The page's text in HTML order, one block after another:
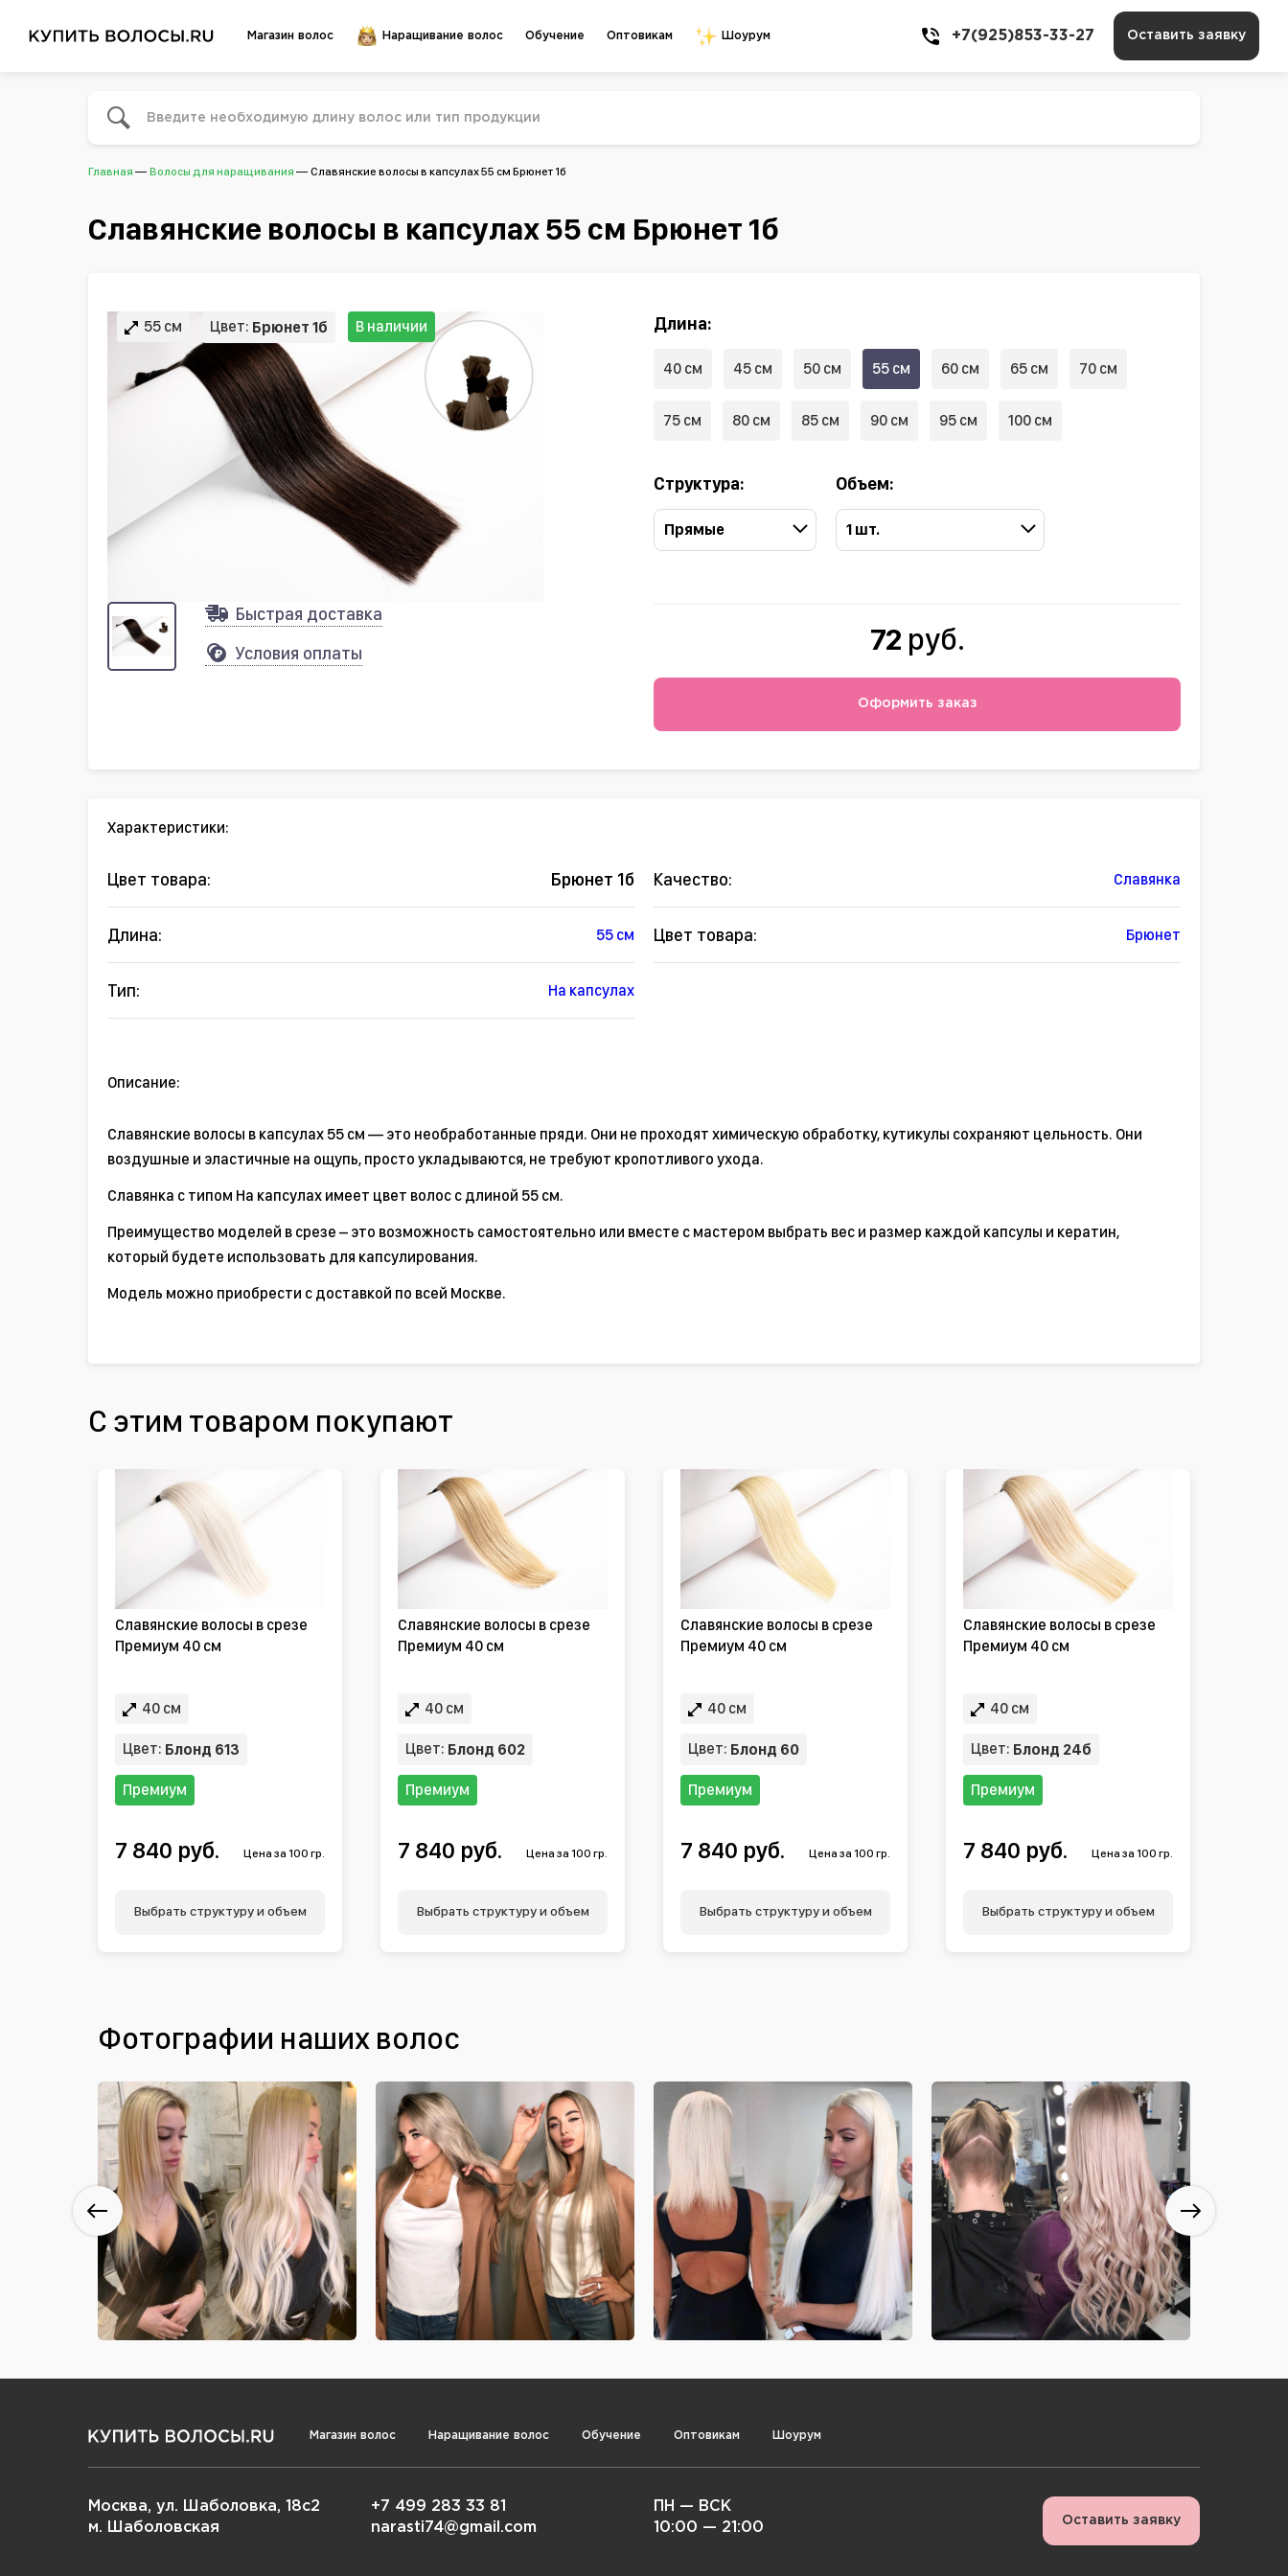
Магазин волос Наращивание волос Обучение Оптовикам Шоурум +7(925)853-33-27 Оставить заявку
Главная Волосы для наращивания Славянские волосы в капсулах 55 см Брюнет 1б
Славянские волосы в капсулах 55 см Брюнет 1б
55 см Цвет: Брюнет 1б В наличии
Быстрая доставка
Условия оплаты
Длина:
40 см 45 см 50 см 55 см 60 см 65 см 70 см
75 см 80 см 85 см 90 см 95 см 100 см
Структура:
Прямые
Объем:
1 шт.
72 руб.
Оформить заказ
Характеристики:
Цвет товара: Брюнет 1б Качество: Славянка
Длина: 55 см Цвет товара: Брюнет
Тип: На капсулах
Описание:
Славянские волосы в капсулах 55 см — это необработанные пряди. Они не проходят химическую обработку, кутикулы сохраняют цельность. Они
воздушные и эластичные на ощупь, просто укладываются, не требуют кропотливого ухода.
Славянка с типом На капсулах имеет цвет волос с длиной 55 см.
Преимущество моделей в срезе – это возможность самостоятельно или вместе с мастером выбрать вес и размер каждой капсулы и кератин,
который будете использовать для капсулирования.
Модель можно приобрести с доставкой по всей Москве.
С этим товаром покупают
Славянские волосы в срезе
Премиум 40 см
40 см
Цвет: Блонд 613
Премиум
7 840 руб. Цена за 100 гр.
Выбрать структуру и объем
Славянские волосы в срезе
Премиум 40 см
40 см
Цвет: Блонд 602
Премиум
7 840 руб. Цена за 100 гр.
Выбрать структуру и объем
Славянские волосы в срезе
Премиум 40 см
40 см
Цвет: Блонд 60
Премиум
7 840 руб. Цена за 100 гр.
Выбрать структуру и объем
Славянские волосы в срезе
Премиум 40 см
40 см
Цвет: Блонд 24б
Премиум
7 840 руб. Цена за 100 гр.
Выбрать структуру и объем
Фотографии наших волос
Магазин волос Наращивание волос Обучение Оптовикам Шоурум
Москва, ул. Шаболовка, 18с2
м. Шаболовская
+7 499 283 33 81
narasti74@gmail.com
ПН — ВСК
10:00 — 21:00
Оставить заявку